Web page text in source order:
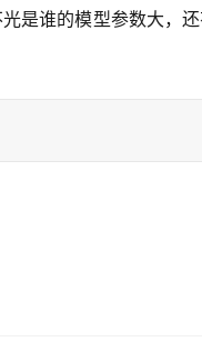
是谁的模型参数大，